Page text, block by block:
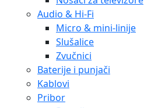
Audio & Hi-Fi
Micro & mini-linije
Slušalice
Zvučnici
Baterije i punjači
Kablovi
Pribor